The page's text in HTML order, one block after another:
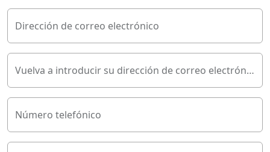
Dirección de correo electrónico
Vuelva a introducir su dirección de correo electrónico
Número telefónico